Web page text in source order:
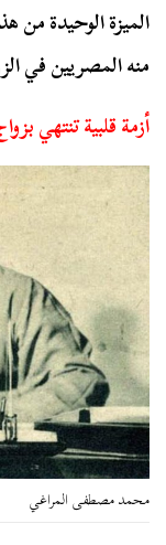
الميزة الوحيدة من
منه المصريين في
أزمة قلبية تنتهي
محمد مصطفى المراغي